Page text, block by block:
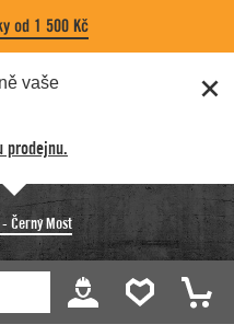
od 1 500 Kč
vaše
prodejnu.
Černý Most